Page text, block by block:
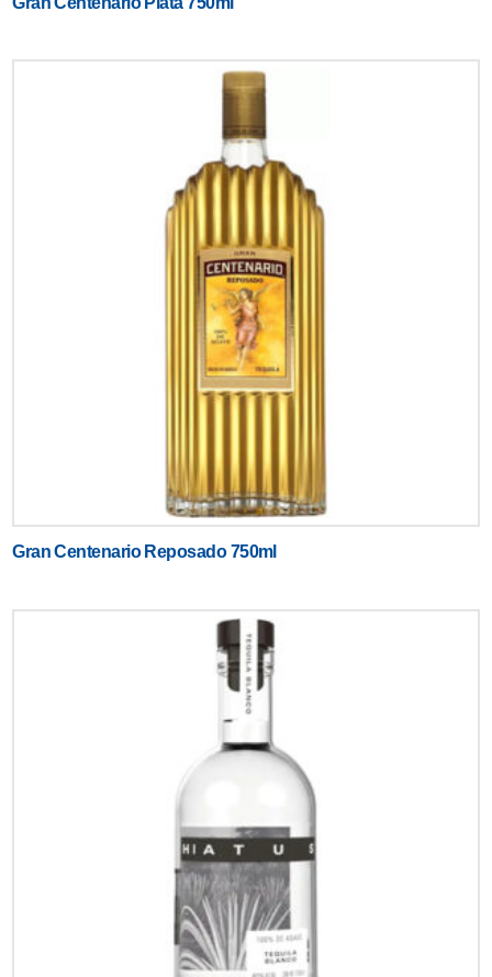
Gran Centenario Reposado 750ml